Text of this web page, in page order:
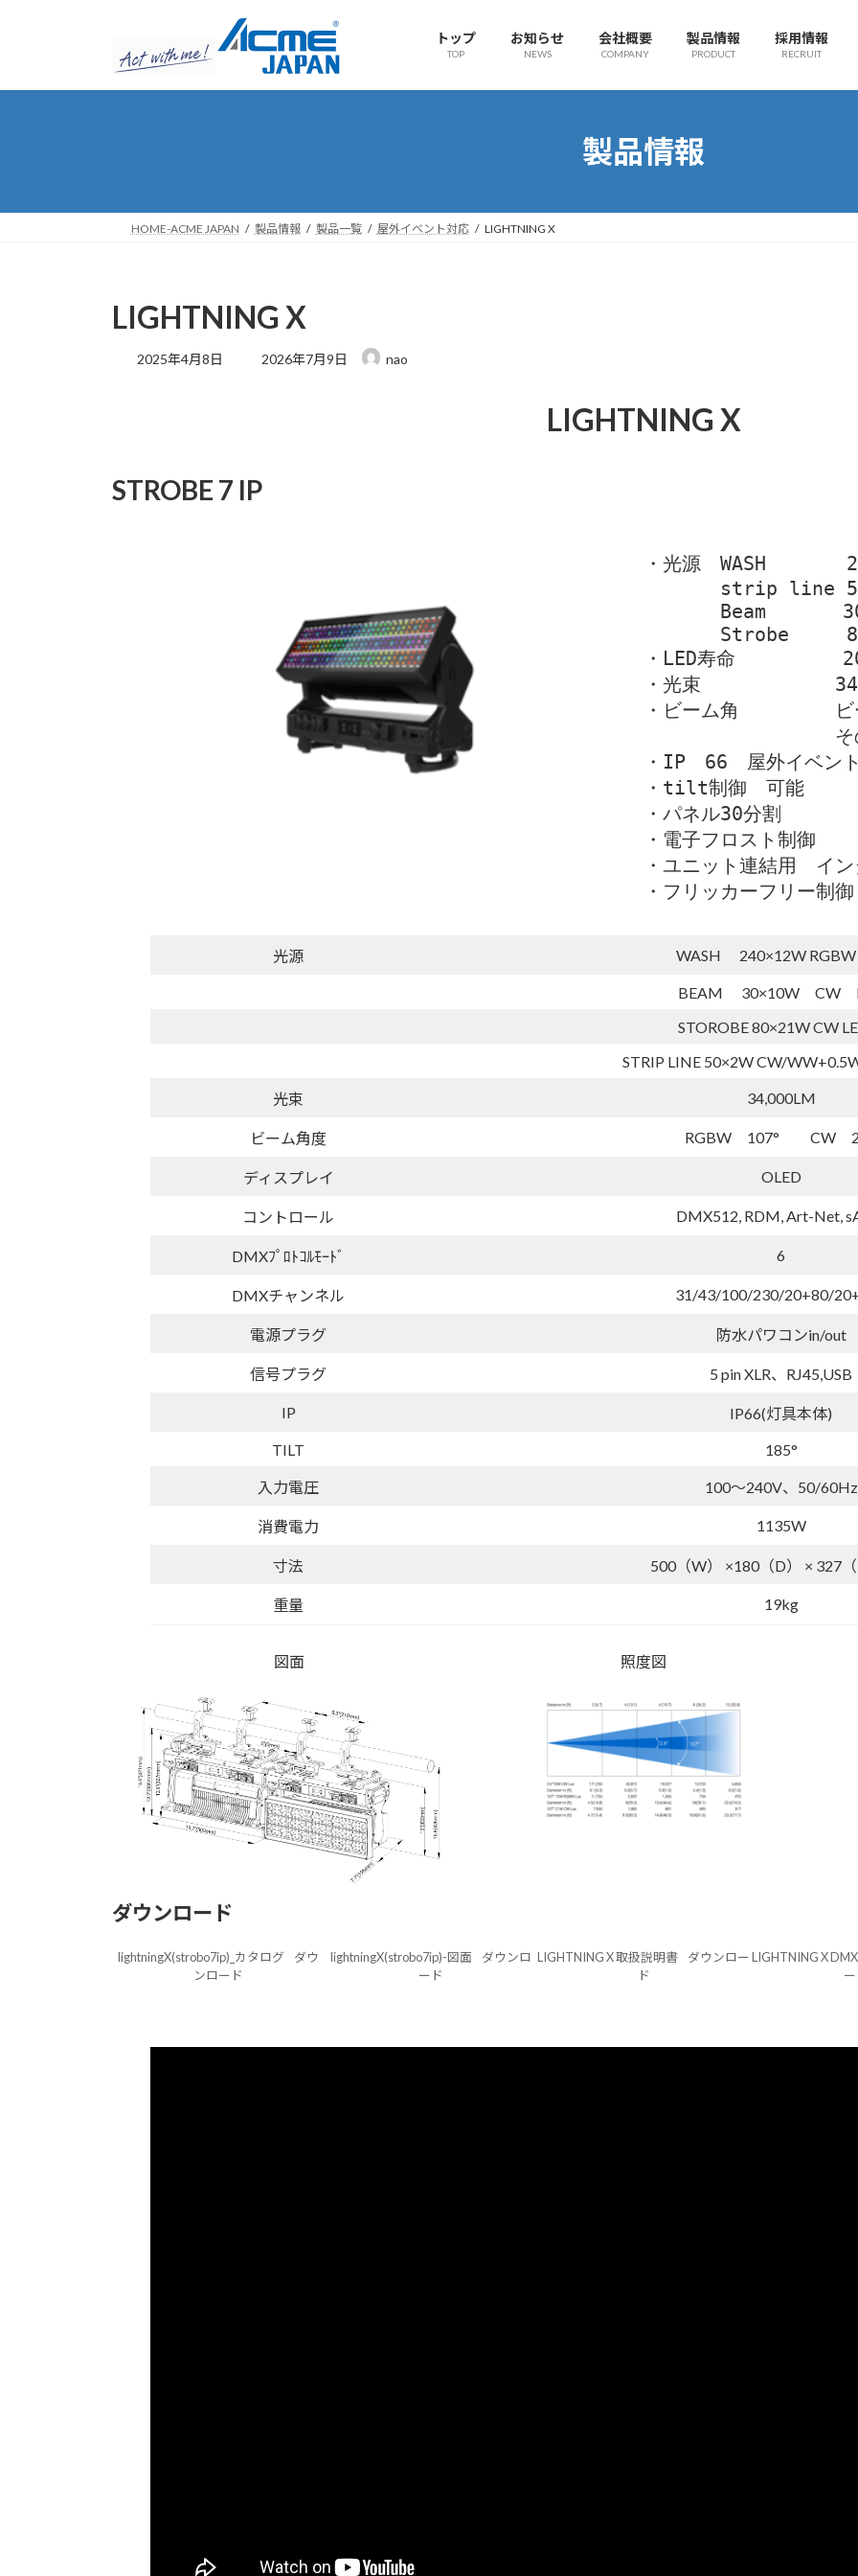
プ
動
トップ
TOP
お知らせ
NEWS
会社概要
COMPANY
製品情報
PRODUCT
採用情報
RECRUIT
製品情報
HOME-ACME JAPAN 製品情報 製品一覧 屋外イベント対応 LIGHTNING X
LIGHTNING X
2025年4月8日
最
2026年7月9日 nao
LIGHTNING X
STROBE 7 IP
・光源　WASH
strip line 50×2W
Beam　　　　
Strobe
・LED寿命　　　　　
・光束　　　　　　　
・ビーム角　　　　　
その他　　
・IP　66　屋外イベン
・tilt制御　可能
・パネル30分割
・電子フロスト制御
・ユニット連結用　イ
・フリッカーフリー制御
光源 WASH 240×12W RGBW
BEAM 30×10W CW
STOROBE 80×21W CW
STRIP LINE 50×2W CW/
光束 34,000LM
ビーム角度 RGBW 107° CW
ディスプレイ OLED
コントロール DMX512, RDM, Art-Net,
DMXﾌﾟﾛﾄｺﾙﾓｰﾄﾞ 6
DMXチャンネル 31/43/100/230/20+80/
電源プラグ 防水パワコンin/out
信号プラグ 5 pin XLR、RJ45,USB
IP
IP66(灯具本体)
TILT
185°
入力電圧 100～240V、50/60Hz
消費電力 1135W
寸法 500（W） ×180（D） × 327
重量 19kg
図面 照度図
ダウンロード
lightningX(strobo7ip)_カタログ
ダウ
ンロード
lightningX(strobo7ip)-図面
ダウンロ
ード
LIGHTNING X 取扱説明書
ダウンロー
ド
LIGHTNING X
ー